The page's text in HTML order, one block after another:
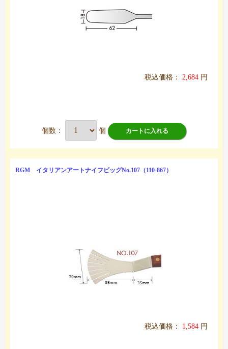
税込価格： 2,684 円
個数： 個 カートに入れる
RGM イタリアンアートナイフビッグNo.107（110-867）
税込価格： 1,584 円